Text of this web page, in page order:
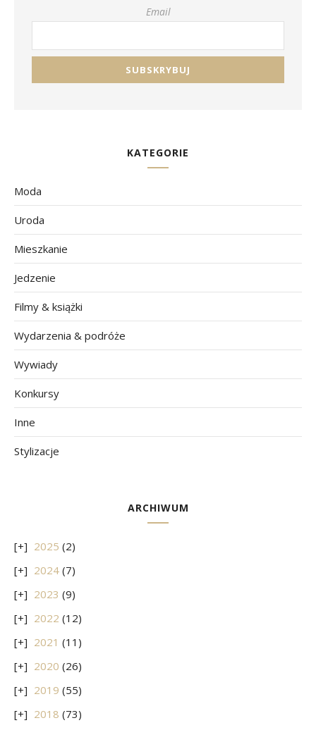
Email
KATEGORIE
Moda
Uroda
Mieszkanie
Jedzenie
Filmy & książki
Wydarzenia & podróże
Wywiady
Konkursy
Inne
Stylizacje
ARCHIWUM
2025 (2)
2024 (7)
2023 (9)
2022 (12)
2021 (11)
2020 (26)
2019 (55)
2018 (73)